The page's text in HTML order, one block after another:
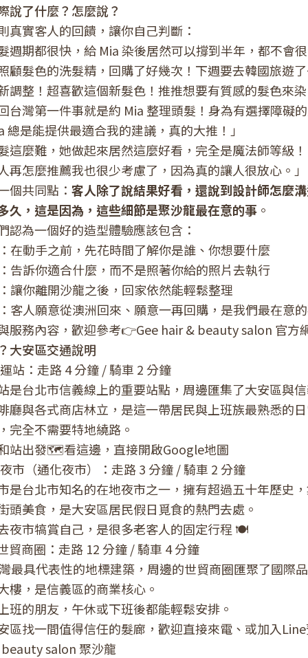
說了什麼？怎麼說？
真實客人的回饋，讓你自己判斷：
週期都很快，給 Mia 染後居然可以撐到半年，都不會
顧髮色的洗髮精，回購了好幾次！下週要去韓國旅遊
調整！超喜歡這個新髮色！推推想要有質感的髮色來
台灣第一件事就是約 Mia 整理頭髮！身為有選擇障礙
總是能提供最適合我的建議，真的大推！」
這麼難，她做起來居然這麼好看，完全是魔法師等級
再怎麼推薦我也很少考慮了，因為真的讓人很放心。」
個共同點： 客人除了說結果好看，還說到設計師怎麼
久，這是因為，這些細節是聚沙龍最在意的事 。
認為一個好的造型體驗應該包含：
在動手之前，先花時間了解你是誰、你想要什麼
告訴你適合什麼，而不是照著你給的照片去執行
讓你離開沙龍之後，回家依然能輕鬆整理
客人願意從澳洲回來、願意一再回購，是我們最在意
服務內容，歡迎參考👉Gee hair & beauty salon 官方
大安區交通說明
站：走路 4 分鐘 / 騎車 2 分鐘
是台北市信義線上的重要站點，周邊匯集了大安區與
廳與各式商店林立，是這一帶居民與上班族最熟悉的
完全不需要特地繞路。
站出發🗺️看這邊 ，直接開啟Google地圖
市（通化夜市）：走路 3 分鐘 / 騎車 2 分鐘
是台北市知名的在地夜市之一，擁有超過五十年歷史
頭美食，是大安區居民假日覓食的熱門去處。
夜市犒賞自己，是很多老客人的固定行程 🍽️
貿商圈：走路 12 分鐘 / 騎車 4 分鐘
最具代表性的地標建築，周邊的世貿商圈匯聚了國際
樓，是信義區的商業核心。
班的朋友，午休或下班後都能輕鬆安排。
區找一間值得信任的髮廊，歡迎直接來電、或加入Line
salon 聚沙龍